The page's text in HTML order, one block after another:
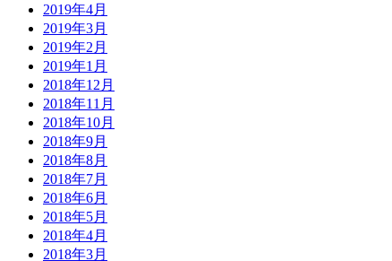
2019年4月
2019年3月
2019年2月
2019年1月
2018年12月
2018年11月
2018年10月
2018年9月
2018年8月
2018年7月
2018年6月
2018年5月
2018年4月
2018年3月